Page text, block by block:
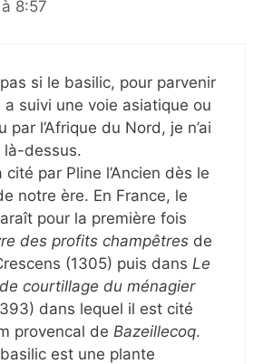
8:57
si le basilic, pour parvenir
a suivi une voie asiatique ou
par l’Afrique du Nord, je n’ai
là-dessus.
par Pline l’Ancien dès le
notre ère. En France, le
pour la première fois
des profits champêtres de
(1305) puis dans Le
courtillage du ménagier
dans lequel il est cité
provencal de Bazeillecoq.
est une plante